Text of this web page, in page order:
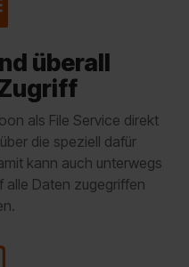
überall
als File Service direkt
die speziell dafür
kann auch unterwegs
alle Daten zugegriffen